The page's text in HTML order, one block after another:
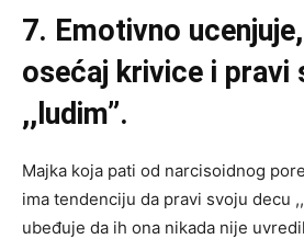
7. Emotivno
osećaj krivice i pravi
,,ludim”.
Majka koja pati od narcisoidnog
ima tendenciju da pravi svoju decu
ubeđuje da ih ona nikada nije